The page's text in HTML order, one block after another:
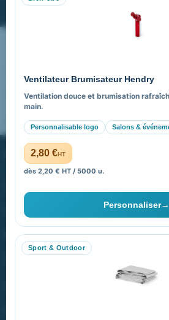
Ventilateur Brumisateur Hendry
Ventilation douce et brumisation
main.
Personnalisable logo Salons &
2,80 €HT
dès 2,20 € HT / 5000 u.
Personnaliser→
Sport & Outdoor
Nos expertises &
FAQ sur Promenoch Goodies Pub
Pourquoi ça a marché à 100% pour
PROMENOCH GOODIES
40 rue Madeleine Michelis
92 200 Neuilly
equipe@promenoch-